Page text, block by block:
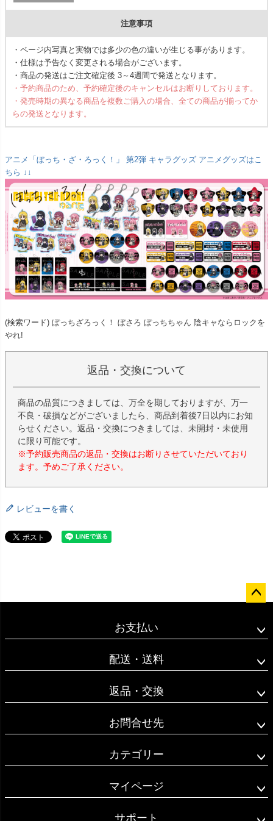
注意事項
・ページ内写真と実物では多少の色の違いが生じる事があります。
・仕様は予告なく変更される場合がございます。
・商品の発送はご注文確定後 3～4週間で発送となります。
・予約商品のため、予約確定後のキャンセルはお断りしております。
・発売時期の異なる商品を複数ご購入の場合、全ての商品が揃ってか
らの発送となります。
アニメ「ぼっち・ざ・ろっく！」 第2弾 キャラグッズ アニメグッズはこ
ちら ↓↓
(検索ワード) ぼっちざろっく！ ぼさろ ぼっちちゃん 陰キャならロックを
やれ!
返品・交換について
商品の品質につきましては、万全を期しておりますが、万一
不良・破損などがございましたら、商品到着後7日以内にお知
らせください。返品・交換につきましては、未開封・未使用
に限り可能です。
※予約販売商品の返品・交換はお断りさせていただいており
ます。予めご了承ください。
レビューを書く
ップ
お支払い
配送・送料
返品・交換
お問合せ先
カテゴリー
マイページ
サポート